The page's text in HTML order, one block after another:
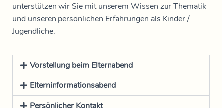
unterstützen wir Sie mit unserem Wissen zur Thematik
und unseren persönlichen Erfahrungen als Kinder /
Jugendliche.
Vorstellung beim Elternabend
Elterninformationsabend
Persönlicher Kontakt